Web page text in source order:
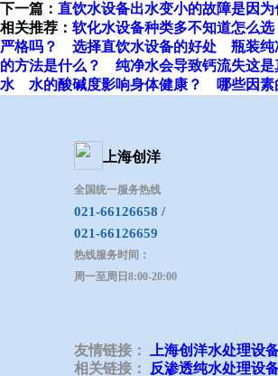
下一篇： 直饮水设备出水变小的故障是因为
相关推荐： 软化水设备种类多不知道怎么选
严格吗？
选择直饮水设备的好处 瓶装纯
的方法是什么？
纯净水会导致钙流失这是
水
水的酸碱度影响身体健康？ 哪些因
上海创洋
全国统一服务热线
021-66126658 /
021-66126659
热线服务时间：
周一至周日8:00-20:00
友情链接： 上海创洋水处理设
Copyright © 2019 上海创洋水
相关链接： 反渗透纯水处理设